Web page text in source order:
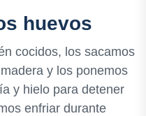
huevos
cocidos, los sacamos
y los ponemos
y hielo para detener
enfriar durante